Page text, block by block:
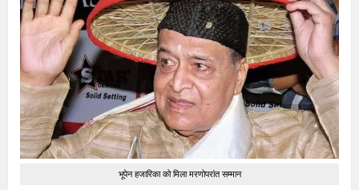
भूपेन हजारिका को मिला मरणोपरांत सम्मान